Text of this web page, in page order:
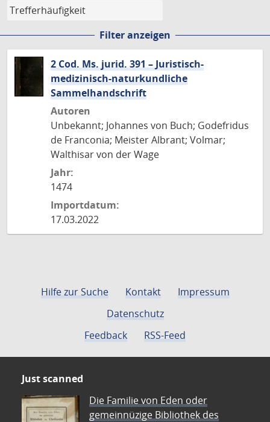
Filter anzeigen
2 Cod. Ms. jurid. 391 – Juristisch-
medizinisch-naturkundliche
Sammelhandschrift
Autoren
Unbekannt; Johannes von Buch; Godefridus
de Franconia; Meister Albrant; Volmar;
Walthisar von der Wage
Jahr:
1474
Importdatum:
17.03.2022
Hilfe zur Suche Kontakt
Impressum
Datenschutz
Feedback
RSS-Feed
Just scanned
Die Familie von Eden oder
gemeinnüzige Bibliothek des